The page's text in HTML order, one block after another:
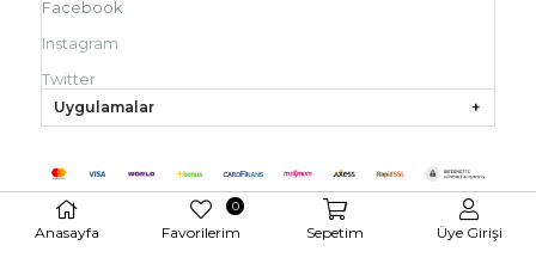
Facebook
Instagram
Twitter
Uygulamalar
Anasayfa Favorilerim
0
Sepetim Üye Girişi